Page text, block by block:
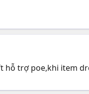
hỗ trợ poe,khi item